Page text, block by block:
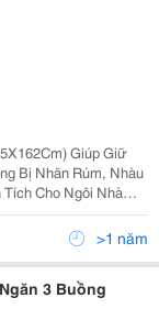
Giúp Giữ
Bị Nhăn Rúm, Nhàu
Cho Ngôi Nhà
Áo, Không Bị Nhăn
>1 năm
3 Buồng